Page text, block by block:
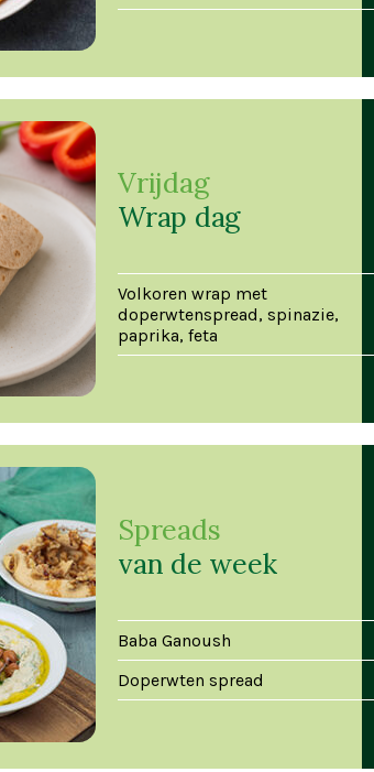
Vrijdag
Wrap dag
Volkoren wrap met
doperwtenspread, spinazie,
paprika, feta
Spreads
van de week
Baba Ganoush
Doperwten spread